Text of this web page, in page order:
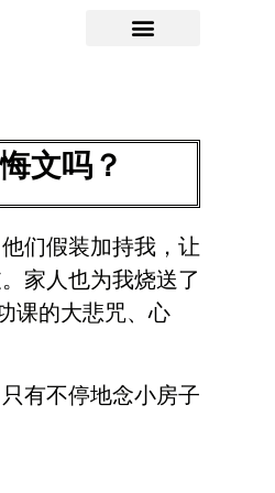
文吗？
们假装加持我，让
家人也为我烧送了
课的大悲咒、心
有不停地念小房子